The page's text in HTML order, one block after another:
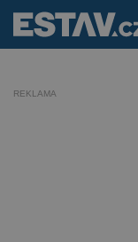
REKLAMA